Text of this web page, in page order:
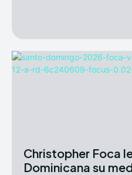
Christopher Foca
Dominicana su